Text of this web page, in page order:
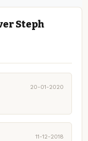
Steph
20-01-2020
11-12-2018